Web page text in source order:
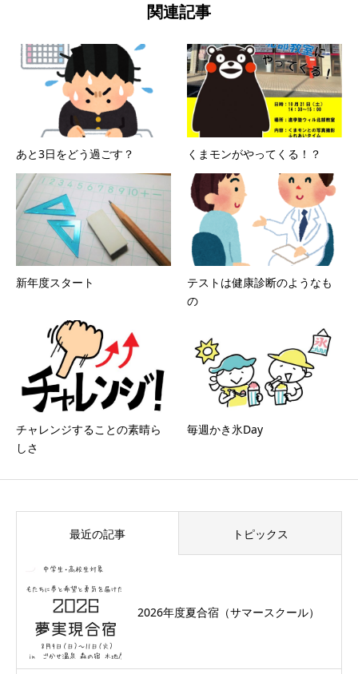
関連記事
あと3日をどう過ごす？ くまモンがやってくる！？
新年度スタート
テストは健康診断のようなも
の
チャレンジすることの素晴ら
しさ
毎週かき氷Day
最近の記事 トピックス
2026年度夏合宿（サマースクール）